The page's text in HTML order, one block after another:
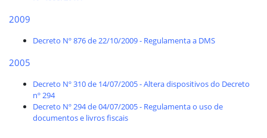
2009
Decreto Nº 876 de 22/10/2009 - Regulamenta a DMS
2005
Decreto Nº 310 de 14/07/2005 - Altera dispositivos do Decreto
nº 294
Decreto Nº 294 de 04/07/2005 - Regulamenta o uso de
documentos e livros fiscais